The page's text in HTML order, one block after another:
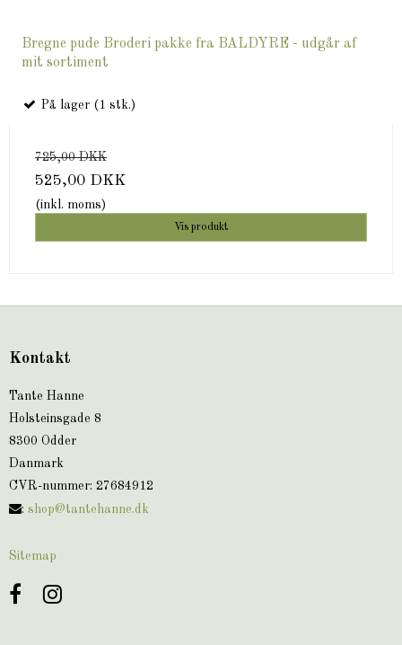
Bregne pude Broderi pakke fra BALDYRE - udgår af
mit sortiment
På lager (1 stk.)
725,00 DKK
525,00 DKK
(inkl. moms)
Vis produkt
Kontakt
Tante Hanne
Holsteinsgade 8
8300 Odder
Danmark
CVR-nummer: 27684912
: shop@tantehanne.dk
Sitemap